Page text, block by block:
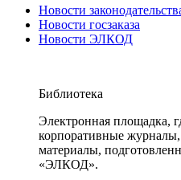
Новости
Новости госзаказа
Новости ЭЛКОД
Библиотека
Электронная площадка,
корпоративные
материалы,
«ЭЛКОД».